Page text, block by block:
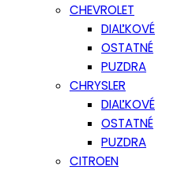
CHEVROLET
DIAĽKOVÉ
OSTATNÉ
PUZDRA
CHRYSLER
DIAĽKOVÉ
OSTATNÉ
PUZDRA
CITROEN